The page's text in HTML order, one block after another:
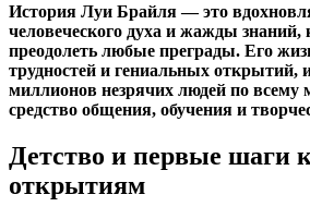
История Луи Брайля — это
человеческого духа и жажды знаний,
преодолеть любые преграды. Его
трудностей и гениальных открытий,
миллионов незрячих людей по всему
средство общения, обучения и
Детство и первые шаги
открытиям